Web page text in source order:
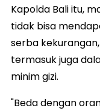
Kapolda Bali itu,
tidak bisa
serba
termasuk juga
minim gizi.
"Beda dengan